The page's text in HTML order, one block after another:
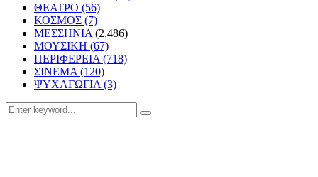
ΘΕΑΤΡΟ (56)
ΚΟΣΜΟΣ (7)
ΜΕΣΣΗΝΙΑ (2,486)
ΜΟΥΣΙΚΗ (67)
ΠΕΡΙΦΕΡΕΙΑ (718)
ΣΙΝΕΜΑ (120)
ΨΥΧΑΓΩΓΙΑ (3)
Search
for:
Search